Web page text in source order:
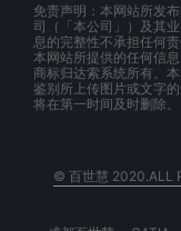
免责声明：本网站所发
司（「本公司」）及其
息的完整性不承担任何
本网站所提供的任何信
商标归达索系统所有。
鉴别所上传图片或文字
将在第一时间及时删除。
© 百世慧 2020.ALL